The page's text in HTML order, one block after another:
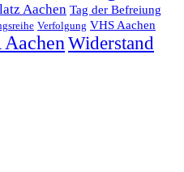
Aachen Tag der Befreiung
Verfolgung VHS Aachen
Widerstand